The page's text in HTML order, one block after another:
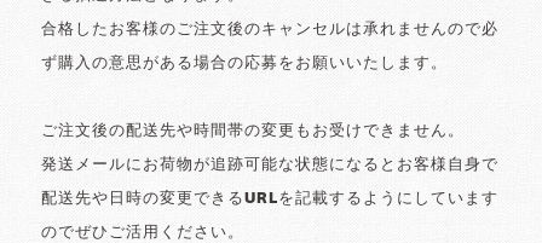
合格したお客様のご注文後のキャンセルは承れませんので必
ず購入の意思がある場合の応募をお願いいたします。
ご注文後の配送先や時間帯の変更もお受けできません。
発送メールにお荷物が追跡可能な状態になるとお客様自身で
配送先や日時の変更できるURLを記載するようにしています
のでぜひご活用ください。